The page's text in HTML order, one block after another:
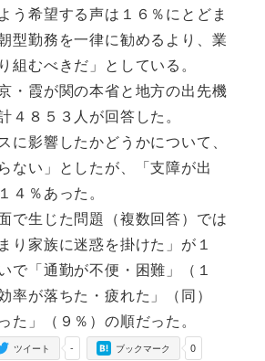
う希望する声は１６％にとどま
型勤務を一律に勧めるより、業
組むべきだ」としている。
・霞が関の本省と地方の出先機
４８５３人が回答した。
に影響したかどうかについて、
ない」としたが、「支障が出
４％あった。
で生じた問題（複数回答）では
り家族に迷惑を掛けた」が１
で「通勤が不便・困難」（１
率が落ちた・疲れた」（同）
た」（９％）の順だった。
-
ツイート 0
ブックマーク